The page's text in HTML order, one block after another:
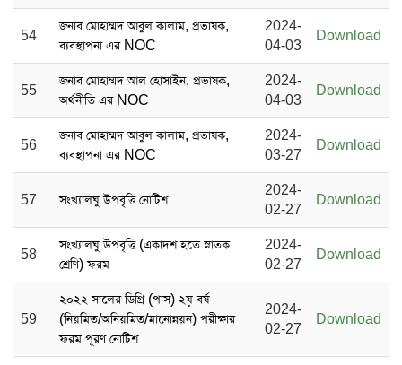
54
জনাব মোহাম্মদ আবুল কালাম, প্রভাষক,
ব্যবস্থাপনা এর NOC
2024-
04-03
Download
55
জনাব মোহাম্মদ আল হোসাইন, প্রভাষক,
অর্থনীতি এর NOC
2024-
04-03
Download
56
জনাব মোহাম্মদ আবুল কালাম, প্রভাষক,
ব্যবস্থাপনা এর NOC
2024-
03-27
Download
57 সংখ্যালঘু উপবৃত্তি নোটিশ
2024-
02-27
Download
58
সংখ্যালঘু উপবৃত্তি (একাদশ হতে স্নাতক
শ্রেণি) ফরম
2024-
02-27
Download
59
২০২২ সালের ডিগ্রি (পাস) ২য় বর্ষ
(নিয়মিত/অনিয়মিত/মানোন্নয়ন) পরীক্ষার
ফরম পূরণ নোটিশ
2024-
02-27
Download